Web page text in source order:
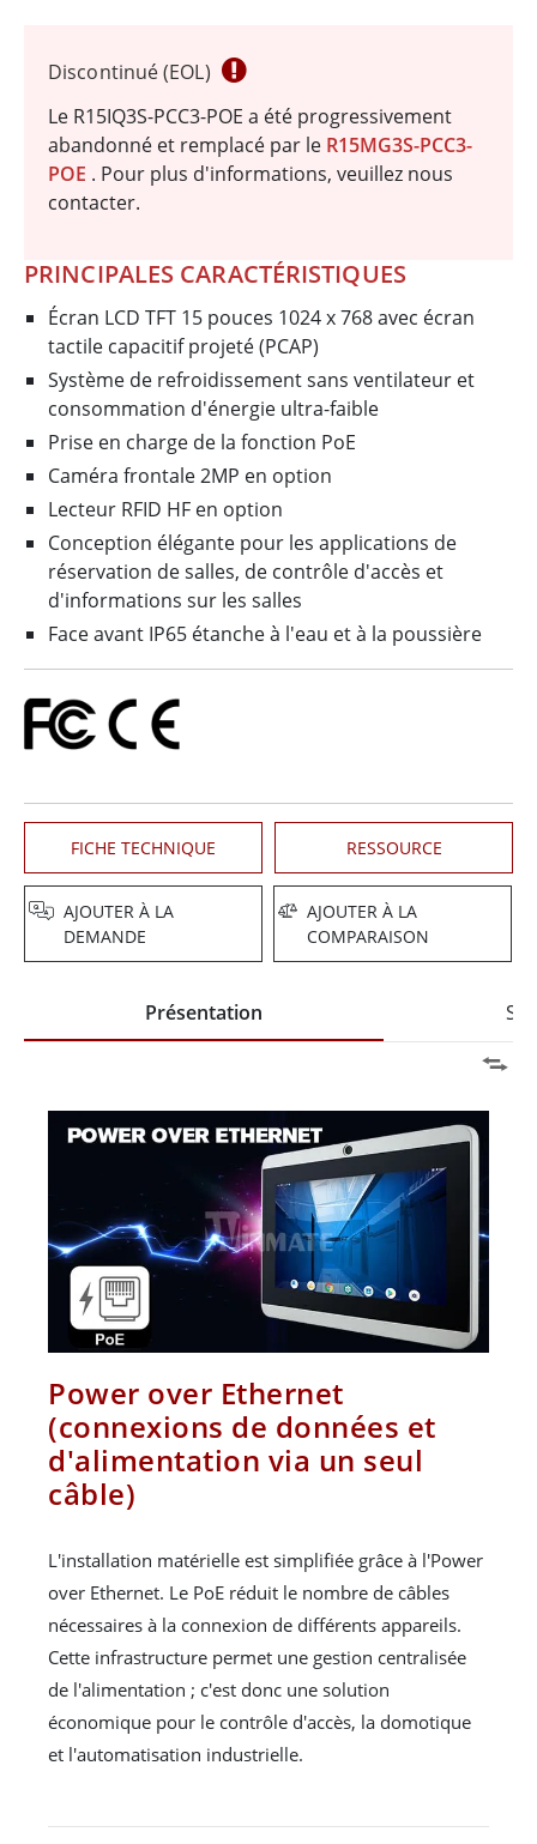
Discontinué (EOL)
Le R15IQ3S-PCC3-POE a été progressivement
abandonné et remplacé par le R15MG3S-PCC3-
POE . Pour plus d'informations, veuillez nous
contacter.
PRINCIPALES CARACTÉRISTIQUES
Écran LCD TFT 15 pouces 1024 x 768 avec écran
tactile capacitif projeté (PCAP)
Système de refroidissement sans ventilateur et
consommation d'énergie ultra-faible
Prise en charge de la fonction PoE
Caméra frontale 2MP en option
Lecteur RFID HF en option
Conception élégante pour les applications de
réservation de salles, de contrôle d'accès et
d'informations sur les salles
Face avant IP65 étanche à l'eau et à la poussière
FICHE TECHNIQUE RESSOURCE
AJOUTER À LA
DEMANDE
AJOUTER À LA
COMPARAISON
Présentation
Power over Ethernet
(connexions de données et
d'alimentation via un seul
câble)
L'installation matérielle est simplifiée grâce à l'Power
over Ethernet. Le PoE réduit le nombre de câbles
nécessaires à la connexion de différents appareils.
Cette infrastructure permet une gestion centralisée
de l'alimentation ; c'est donc une solution
économique pour le contrôle d'accès, la domotique
et l'automatisation industrielle.